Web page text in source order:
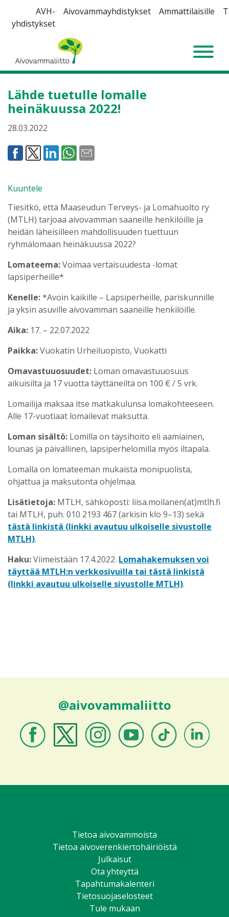
AVH-
yhdistykset
Aivovammayhdistykset Ammattilaisille
Aivovammaliitto
Lähde tuetulle lomalle
heinäkuussa 2022!
28.03.2022
Kuuntele
Tiesitkö, että Maaseudun Terveys- ja Lomahuolto ry
(MTLH) tarjoaa aivovamman saaneille henkilöille ja
heidän läheisilleen mahdollisuuden tuettuun
ryhmälomaan heinäkuussa 2022?
Lomateema:Voimaa vertaisuudesta -lomat
lapsiperheille*
Kenelle:*Avoin kaikille – Lapsiperheille, pariskunnille
ja yksin asuville aivovamman saaneille henkilöille.
Aika: 17. – 22.07.2022
Paikka:Vuokatin Urheiluopisto, Vuokatti
Omavastuuosuudet: Loman omavastuuosuus
aikuisilta ja 17 vuotta täyttäneiltä on 100 € / 5 vrk.
Lomailija maksaa itse matkakulunsa lomakohteeseen.
Alle 17-vuotiaat lomailevat maksutta.
Loman sisältö: Lomilla on täysihoito eli aamiainen,
lounas ja päivällinen, lapsiperhelomilla myös iltapala.
Lomalla on lomateeman mukaista monipuolista,
ohjattua ja maksutonta ohjelmaa.
Lisätietoja: MTLH, sähköposti: liisa.moilanen(at)mtlh.fi
tai MTLH, puh. 010 2193 467 (arkisin klo 9–13) sekä
tästä linkistä (linkki avautuu ulkoiselle sivustolle
MTLH).
Haku:Viimeistään 17.4.2022. Lomahakemuksen voi
täyttää MTLH:n verkkosivuilla tai tästä linkistä
(linkki avautuu ulkoiselle sivustolle MTLH).
@aivovammaliitto
Tietoa aivovammoista
Tietoa aivoverenkiertohäiriöistä
Julkaisut
Ota yhteyttä
Tapahtumakalenteri
Tietosuojaselosteet
Tule mukaan